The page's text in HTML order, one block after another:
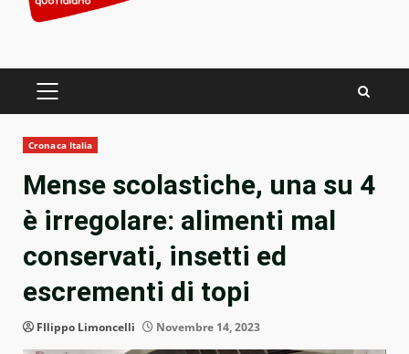
PRIMARY
Cronaca Italia
Mense scolastiche, una su 4
è irregolare: alimenti mal
conservati, insetti ed
escrementi di topi
FIlippo Limoncelli Novembre 14, 2023